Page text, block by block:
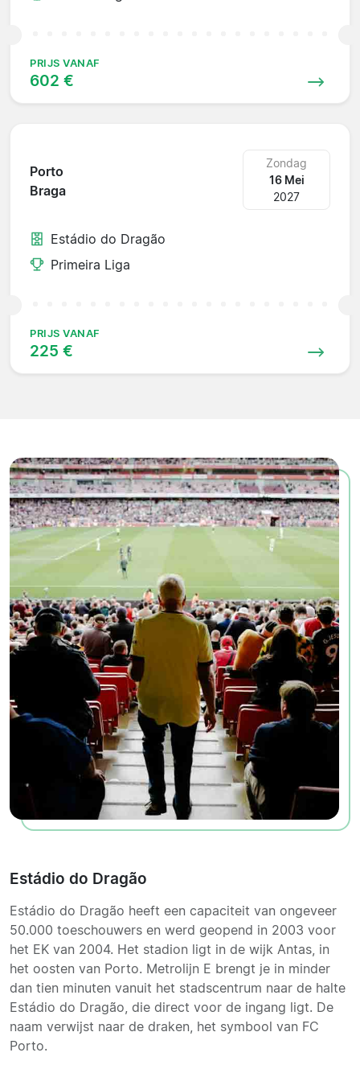
PRIJS VANAF
602 €
Porto
Braga
Zondag
16 Mei
2027
Estádio do Dragão
Primeira Liga
PRIJS VANAF
225 €
Estádio do Dragão
Estádio do Dragão heeft een capaciteit van ongeveer
50.000 toeschouwers en werd geopend in 2003 voor
het EK van 2004. Het stadion ligt in de wijk Antas, in
het oosten van Porto. Metrolijn E brengt je in minder
dan tien minuten vanuit het stadscentrum naar de halte
Estádio do Dragão, die direct voor de ingang ligt. De
naam verwijst naar de draken, het symbool van FC
Porto.